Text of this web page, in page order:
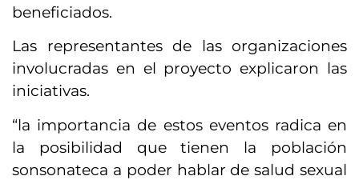
beneficiados.
Las representantes de las organizaciones
involucradas en el proyecto explicaron las
iniciativas.
“la importancia de estos eventos radica en
la posibilidad que tienen la población
sonsonateca a poder hablar de salud sexual